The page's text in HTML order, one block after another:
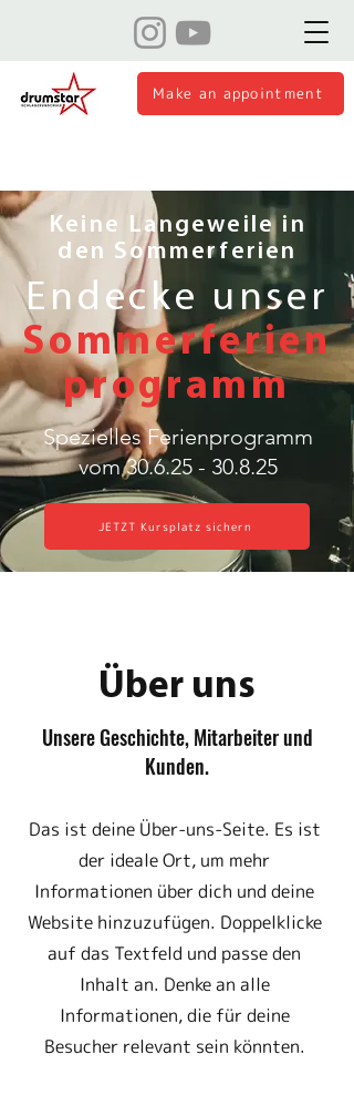
Make an appointment
Keine Langeweile in
den Sommerferien
Endecke unser
Sommerferien
programm
Spezielles Ferienprogramm
vom30.6.25 - 30.8.25
JETZT Kursplatz sichern
Über uns
Unsere Geschichte, Mitarbeiter und
Kunden.
Das ist deine Über-uns-Seite. Es ist
der ideale Ort, um mehr
Informationen über dich und deine
Website hinzuzufügen. Doppelklicke
auf das Textfeld und passe den
Inhalt an. Denke an alle
Informationen, die für deine
Besucher relevant sein könnten.